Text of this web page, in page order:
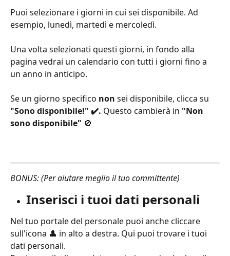
Puoi selezionare i giorni in cui sei disponibile. Ad
esempio, lunedì, martedì e mercoledì.
Una volta selezionati questi giorni, in fondo alla
pagina vedrai un calendario con tutti i giorni fino a
un anno in anticipo.
Se un giorno specifico non sei disponibile, clicca su
"Sono disponibile!" ✔️. Questo cambierà in "Non
sono disponibile" 🚫
BONUS: (Per aiutare meglio il tuo committente)
Inserisci i tuoi dati personali
Nel tuo portale del personale puoi anche cliccare
sull'icona 👤 in alto a destra. Qui puoi trovare i tuoi
dati personali.